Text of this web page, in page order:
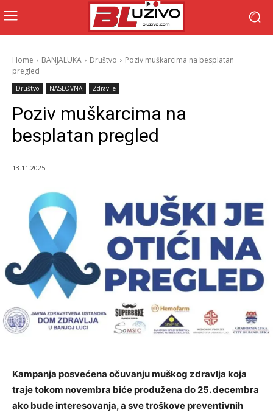
Home BANJALUKA Društvo
Poziv muškarcima na besplatan
pregled
Društvo NASLOVNA Zdravlje
Poziv muškarcima na
besplatan pregled
13.11.2025.
Kampanja posvećena očuvanju muškog zdravlja koja
traje tokom novembra biće produžena do 25. decembra
ako bude interesovanja, a sve troškove preventivnih